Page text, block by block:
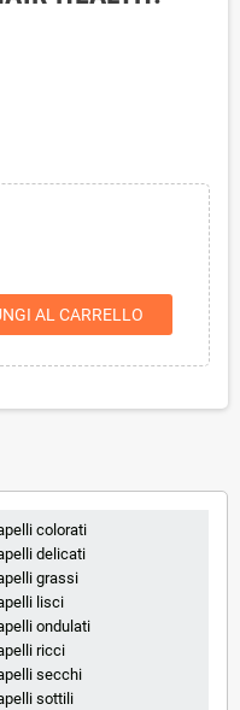
AL CARRELLO
colorati
delicati
grassi
lisci
ondulati
ricci
secchi
sottili